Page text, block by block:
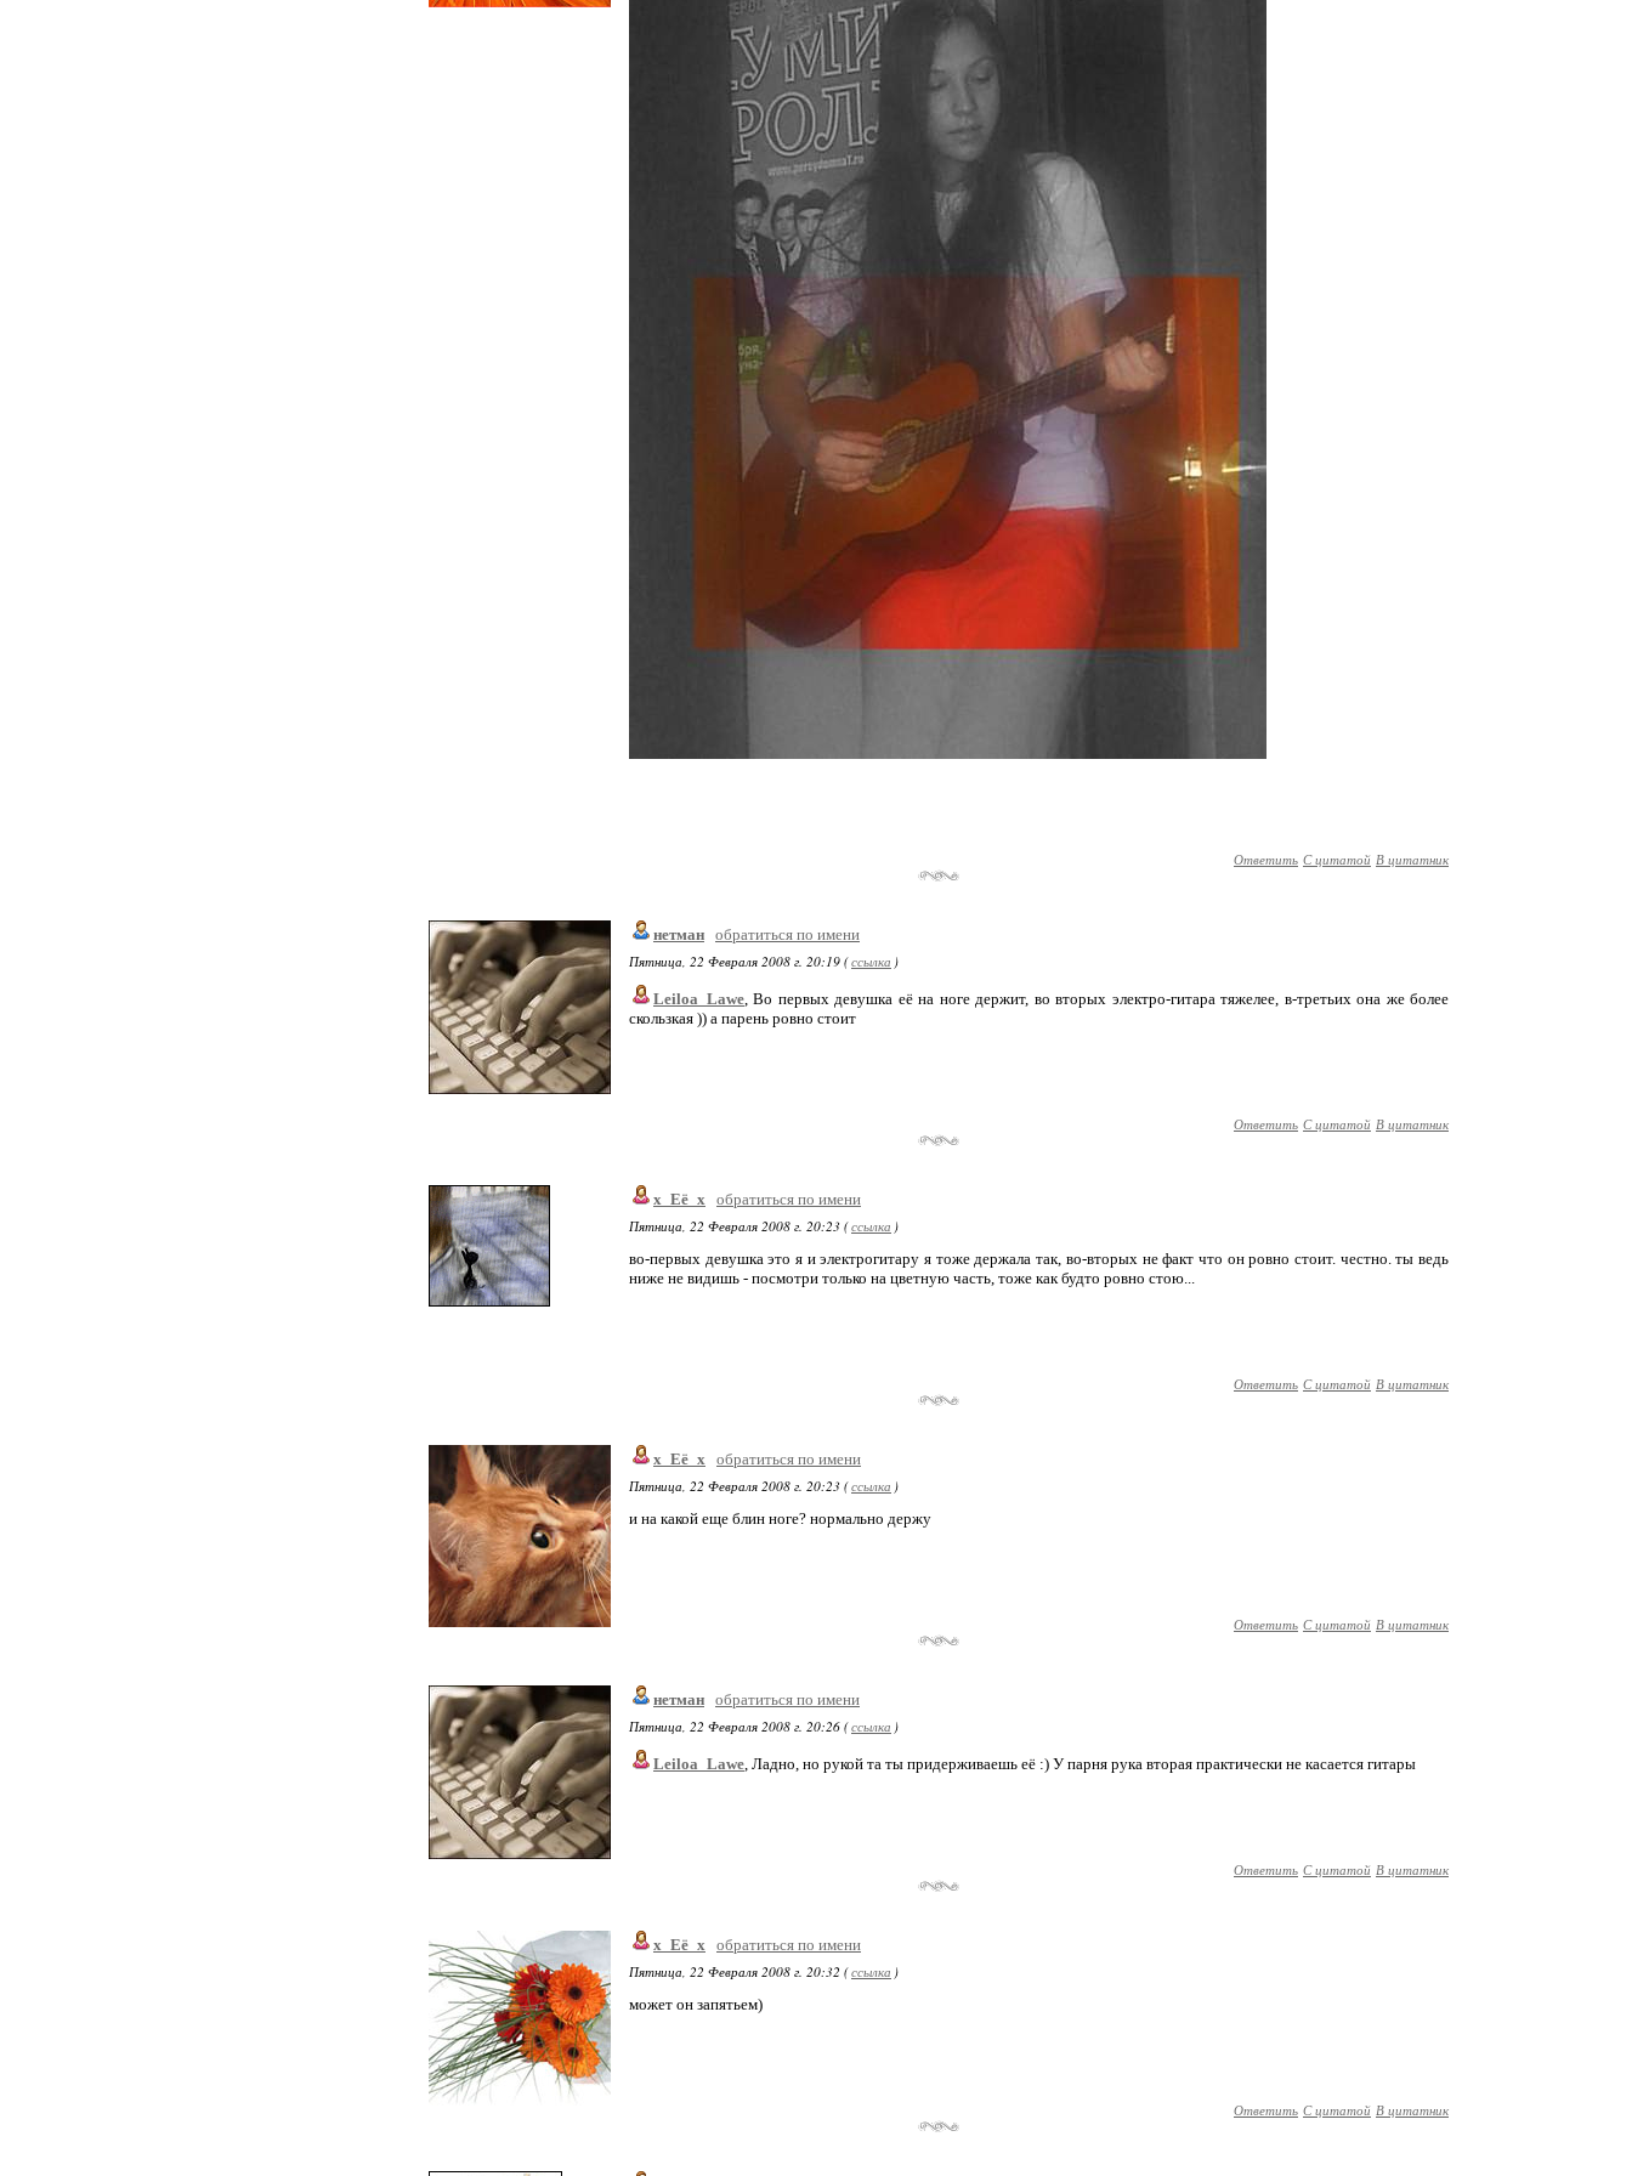
Ответить С цитатой В цитатник
нетман обратиться по имени
Пятница, 22 Февраля 2008 г. 20:19 (ссылка )
Leiloa_Lawe, Во первых девушка её на ноге держит, во вторых электро-гитара тяжелее, в-третьих она же более
скользкая )) а парень ровно стоит
Ответить С цитатой В цитатник
х_Её_х обратиться по имени
Пятница, 22 Февраля 2008 г. 20:23 (ссылка )
во-первых девушка это я и электрогитару я тоже держала так, во-вторых не факт что он ровно стоит. честно. ты ведь
ниже не видишь - посмотри только на цветную часть, тоже как будто ровно стою...
Ответить С цитатой В цитатник
х_Её_х обратиться по имени
Пятница, 22 Февраля 2008 г. 20:23 (ссылка )
и на какой еще блин ноге? нормально держу
Ответить С цитатой В цитатник
нетман обратиться по имени
Пятница, 22 Февраля 2008 г. 20:26 (ссылка )
Leiloa_Lawe, Ладно, но рукой та ты придерживаешь её :) У парня рука вторая практически не касается гитары
Ответить С цитатой В цитатник
х_Её_х обратиться по имени
Пятница, 22 Февраля 2008 г. 20:32 (ссылка )
может он запятьем)
Ответить С цитатой В цитатник